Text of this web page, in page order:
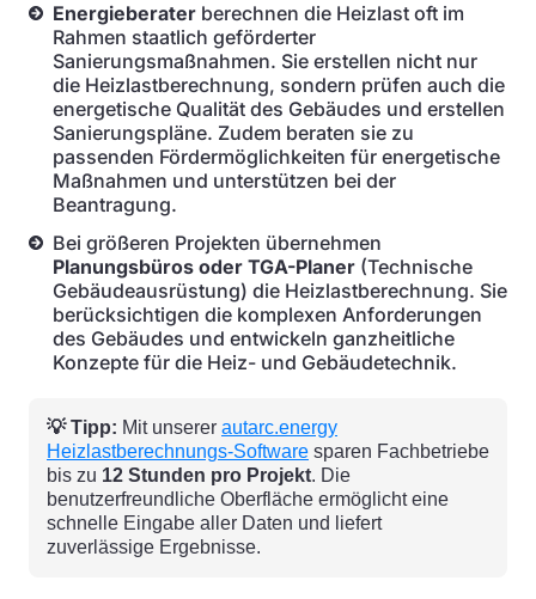
Energieberater berechnen die Heizlast oft im
Rahmen staatlich geförderter
Sanierungsmaßnahmen. Sie erstellen nicht nur
die Heizlastberechnung, sondern prüfen auch die
energetische Qualität des Gebäudes und erstellen
Sanierungspläne. Zudem beraten sie zu
passenden Fördermöglichkeiten für energetische
Maßnahmen und unterstützen bei der
Beantragung.
Bei größeren Projekten übernehmen
Planungsbüros oder TGA-Planer (Technische
Gebäudeausrüstung) die Heizlastberechnung. Sie
berücksichtigen die komplexen Anforderungen
des Gebäudes und entwickeln ganzheitliche
Konzepte für die Heiz- und Gebäudetechnik.
💡 Tipp: Mit unserer autarc.energy
Heizlastberechnungs-Software sparen Fachbetriebe
bis zu 12 Stunden pro Projekt. Die
benutzerfreundliche Oberfläche ermöglicht eine
schnelle Eingabe aller Daten und liefert
zuverlässige Ergebnisse.